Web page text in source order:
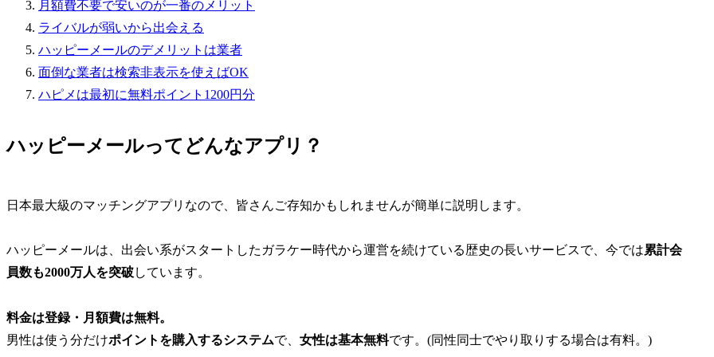
月額費不要で安いのが一番のメリット
ライバルが弱いから出会える
ハッピーメールのデメリットは業者
面倒な業者は検索非表示を使えばOK
ハピメは最初に無料ポイント1200円分
ハッピーメールってどんなアプリ？
日本最大級のマッチングアプリなので、皆さんご存知かもしれませんが簡単に説明します。
ハッピーメールは、出会い系がスタートしたガラケー時代から運営を続けている歴史の長いサービスで、今では累計会
員数も2000万人を突破しています。
料金は登録・月額費は無料。
男性は使う分だけポイントを購入するシステムで、 女性は基本無料です。(同性同士でやり取りする場合は有料。)